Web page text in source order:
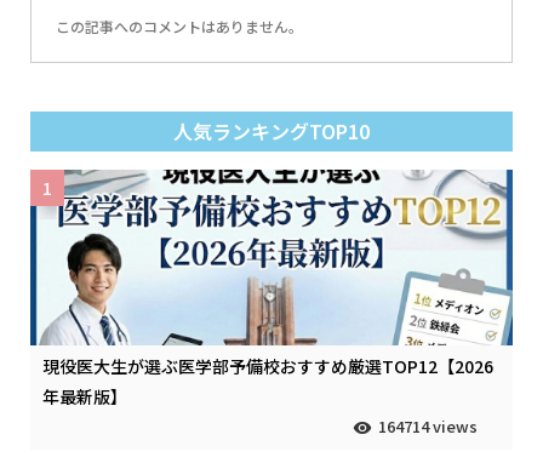
この記事へのコメントはありません。
人気ランキングTOP10
現役医大生が選ぶ医学部予備校おすすめ厳選TOP12【2026
年最新版】
164714 views
1